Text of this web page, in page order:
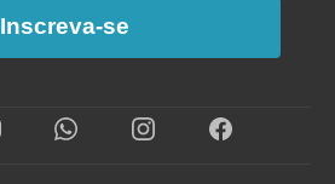
Inscreva-se